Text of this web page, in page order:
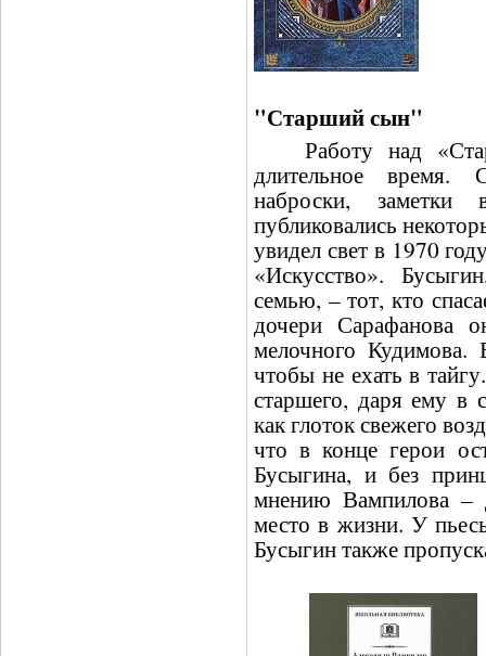
"Старший сын"
Работу над
длительное время.
наброски,
публиковались
увидел свет в 1970
«Искусство».
семью, – тот, кто
дочери Сарафанова
мелочного Кудимова.
чтобы не ехать в
старшего, даря ему в
как глоток свежего
что в конце герои
Бусыгина, и без
мнению Вампилова –
место в жизни. У
Бусыгин также